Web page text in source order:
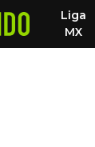
Liga
MX